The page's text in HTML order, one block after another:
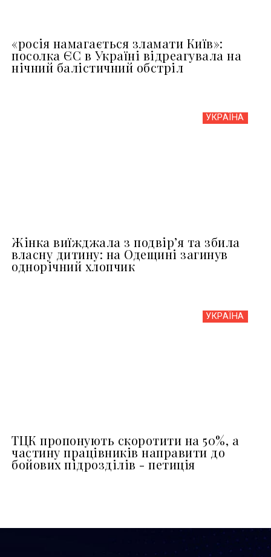
«росія намагається зламати Київ»:
посолка ЄС в Україні відреагувала на
нічний балістичний обстріл
УКРАЇНА
Жінка виїжджала з подвір’я та збила
власну дитину: на Одещині загинув
однорічний хлопчик
УКРАЇНА
ТЦК пропонують скоротити на 50%, а
частину працівників направити до
бойових підрозділів - петиція